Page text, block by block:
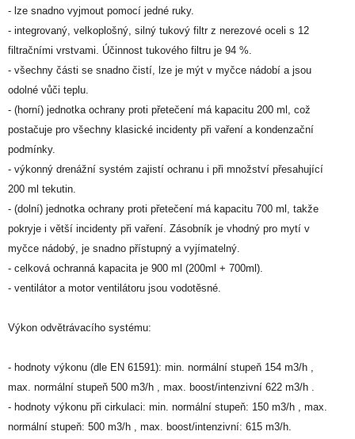
- lze snadno vyjmout pomocí jedné ruky.
- integrovaný, velkoplošný, silný tukový filtr z nerezové oceli s 12
filtračními vrstvami. Účinnost tukového filtru je 94 %.
- všechny části se snadno čistí, lze je mýt v myčce nádobí a jsou
odolné vůči teplu.
- (horní) jednotka ochrany proti přetečení má kapacitu 200 ml, což
postačuje pro všechny klasické incidenty při vaření a kondenzační
podmínky.
- výkonný drenážní systém zajistí ochranu i při množství přesahující
200 ml tekutin.
- (dolní) jednotka ochrany proti přetečení má kapacitu 700 ml, takže
pokryje i větší incidenty při vaření. Zásobník je vhodný pro mytí v
myčce nádobý, je snadno přístupný a vyjímatelný.
- celková ochranná kapacita je 900 ml (200ml + 700ml).
- ventilátor a motor ventilátoru jsou vodotěsné.
Výkon odvětrávacího systému:
- hodnoty výkonu (dle EN 61591): min. normální stupeň 154 m3/h ,
max. normální stupeň 500 m3/h , max. boost/intenzivní 622 m3/h .
- hodnoty výkonu při cirkulaci: min. normální stupeň: 150 m3/h , max.
normální stupeň: 500 m3/h , max. boost/intenzivní: 615 m3/h.